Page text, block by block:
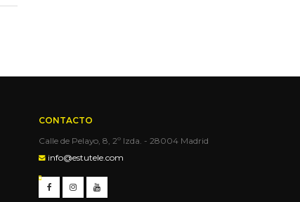
CONTACTO
Calle de Pelayo, 8, 2º Izda. - 28004 Madrid
info@estutele.com